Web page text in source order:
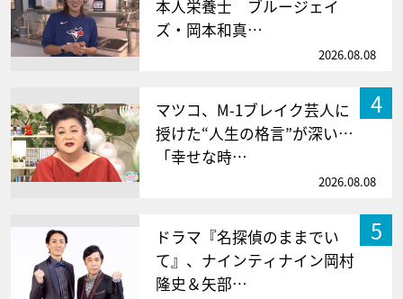
本人栄養士 ブルージェイ
ズ・岡本和真…
2026.08.08
4
マツコ、M-1ブレイク芸人に
授けた“人生の格言”が深い…
「幸せな時…
2026.08.08
5
ドラマ『名探偵のままでい
て』、ナインティナイン岡村
隆史＆矢部…